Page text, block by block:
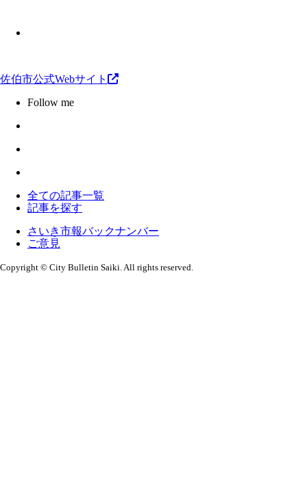
佐伯市公式Webサイト
Follow me
全ての記事一覧
記事を探す
さいき市報バックナンバー
ご意見
Copyright © City Bulletin Saiki. All rights reserved.